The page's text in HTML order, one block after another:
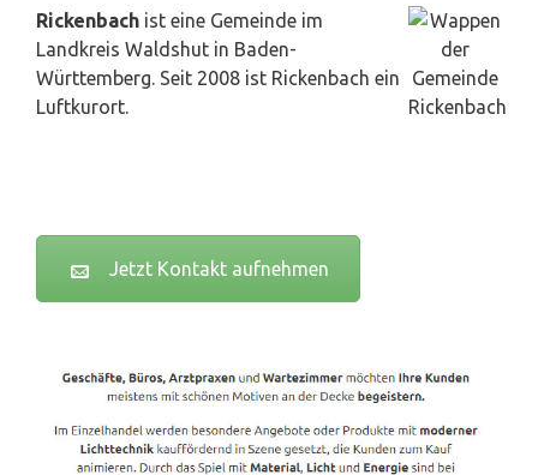
Rickenbach ist eine Gemeinde im
Landkreis Waldshut in Baden-
Württemberg. Seit 2008 ist Rickenbach ein
Luftkurort.
Jetzt Kontakt aufnehmen